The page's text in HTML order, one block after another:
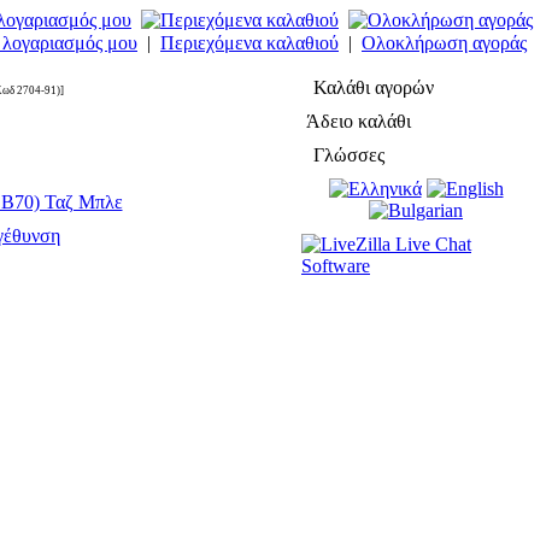
μου | Περιεχόμενα καλαθιού | Ολοκλήρωση αγοράς
2704-91)]
Καλάθι αγορών
Άδειο καλάθι
Γλώσσες